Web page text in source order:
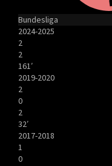
Bundesliga
2024-2025
2
2
161′
2019-2020
2
0
2
32′
2017-2018
1
0